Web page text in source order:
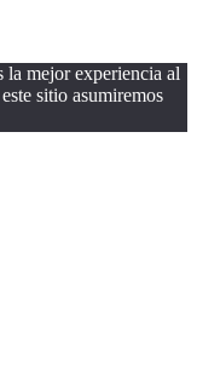
la mejor experiencia al
sitio asumiremos